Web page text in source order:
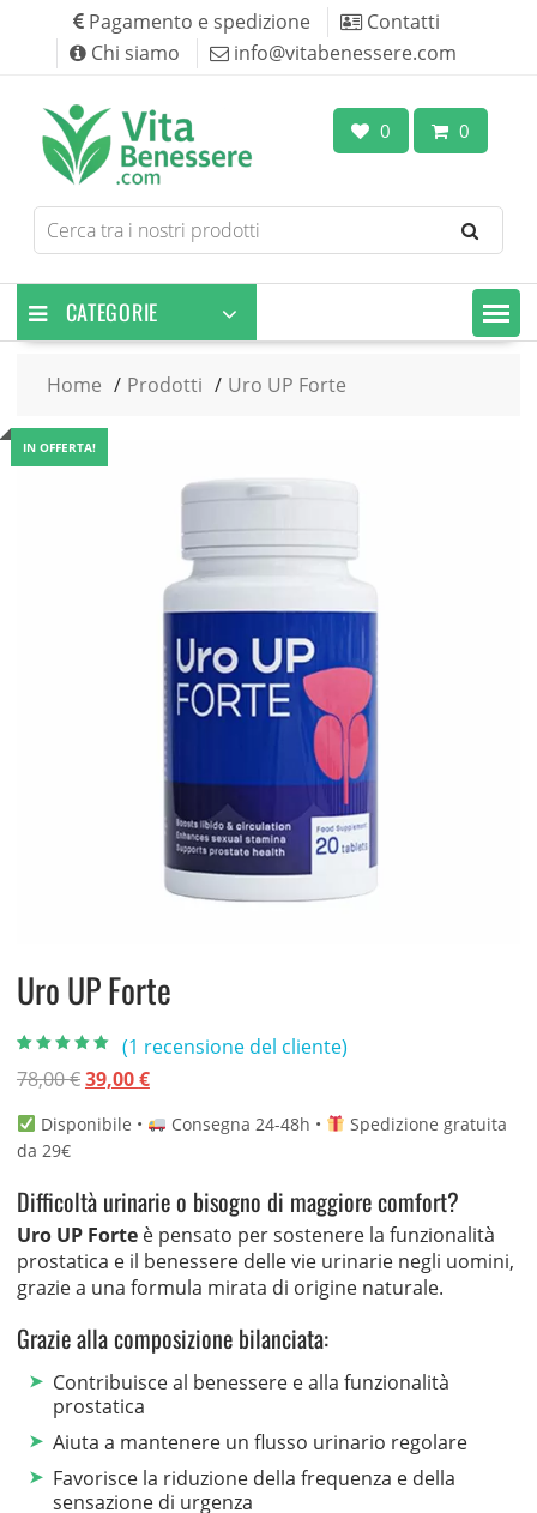
content
Pagamento e spedizione
Contatti
Chi siamo
info@vitabenessere.com
0 0
Search
for
CATEGORIE
Home Prodotti Uro UP Forte
IN OFFERTA!
Uro UP Forte
su 5 su
base di
(1 recensione del cliente)
78,00€Il
originale
39,00€Il
attuale
Disponibile • Consegna 24-48h •
Spedizione gratuita
da 29€
Difficoltà urinarie o bisogno di maggiore comfort?
Uro UP Forteè pensato per sostenere la funzionalità
prostatica e il benessere delle vie urinarie negli uomini,
grazie a una formula mirata di origine naturale.
Grazie alla composizione bilanciata:
Contribuisce al benessere e alla funzionalità
prostatica
Aiuta a mantenere un flusso urinario regolare
Favorisce la riduzione della frequenza e della
sensazione di urgenza